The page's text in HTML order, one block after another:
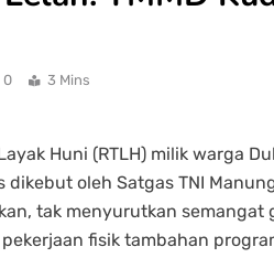
0 3 Mins
Huni (RTLH) milik warga
oleh Satgas TNI
tak menyurutkan
fisik tambahan